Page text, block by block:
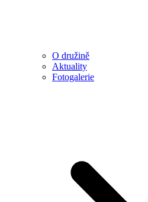
O družině
Aktuality
Fotogalerie